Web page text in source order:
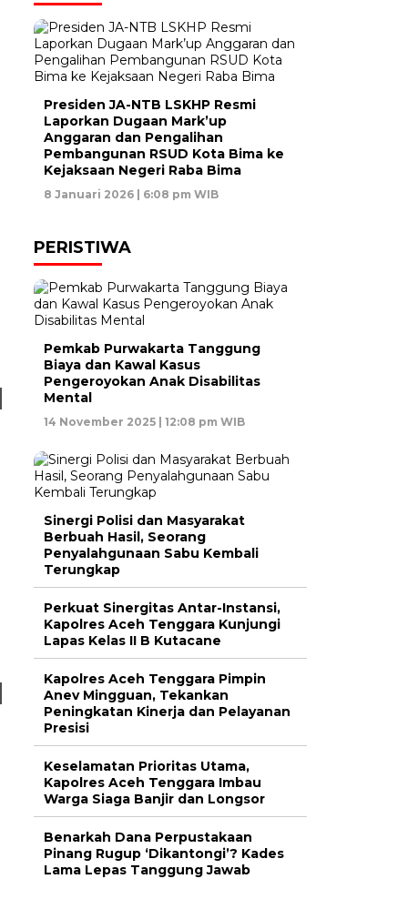
Presiden JA-NTB LSKHP Resmi
Laporkan Dugaan Mark’up
Anggaran dan Pengalihan
Pembangunan RSUD Kota Bima ke
Kejaksaan Negeri Raba Bima
8 Januari 2026 | 6:08 pm WIB
PERISTIWA
Pemkab Purwakarta Tanggung
Biaya dan Kawal Kasus
Pengeroyokan Anak Disabilitas
Mental
14 November 2025 | 12:08 pm WIB
Sinergi Polisi dan Masyarakat
Berbuah Hasil, Seorang
Penyalahgunaan Sabu Kembali
Terungkap
Perkuat Sinergitas Antar-Instansi,
Kapolres Aceh Tenggara Kunjungi
Lapas Kelas II B Kutacane
Kapolres Aceh Tenggara Pimpin
Anev Mingguan, Tekankan
Peningkatan Kinerja dan Pelayanan
Presisi
Keselamatan Prioritas Utama,
Kapolres Aceh Tenggara Imbau
Warga Siaga Banjir dan Longsor
Benarkah Dana Perpustakaan
Pinang Rugup ‘Dikantongi’? Kades
Lama Lepas Tanggung Jawab